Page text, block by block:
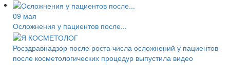
09 мая
Осложнения у пациентов после...
Росздравнадзор после роста числа осложнений у пациентов
после косметологических процедур выпустила видео